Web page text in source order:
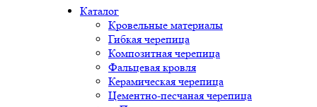
Каталог
Кровельные материалы
Гибкая черепица
Композитная черепица
Фальцевая кровля
Керамическая черепица
Цементно-песчаная черепица